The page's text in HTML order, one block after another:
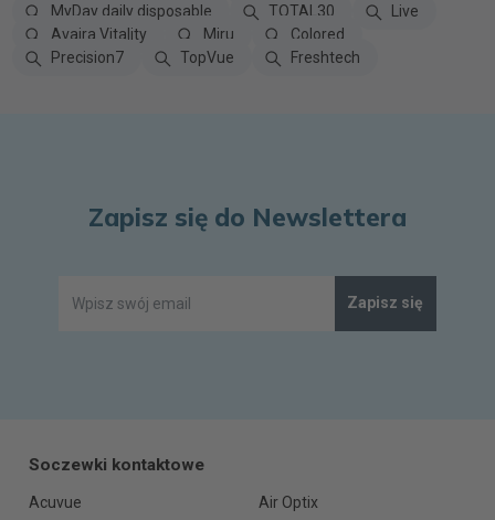
MyDay daily disposable
TOTAL30
Live
Avaira Vitality
Miru
Colored
Precision7
TopVue Freshtech
Zapisz się do Newslettera
Zapisz się
Soczewki kontaktowe
Acuvue
Air Optix